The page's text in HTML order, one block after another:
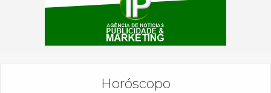
Horóscopo